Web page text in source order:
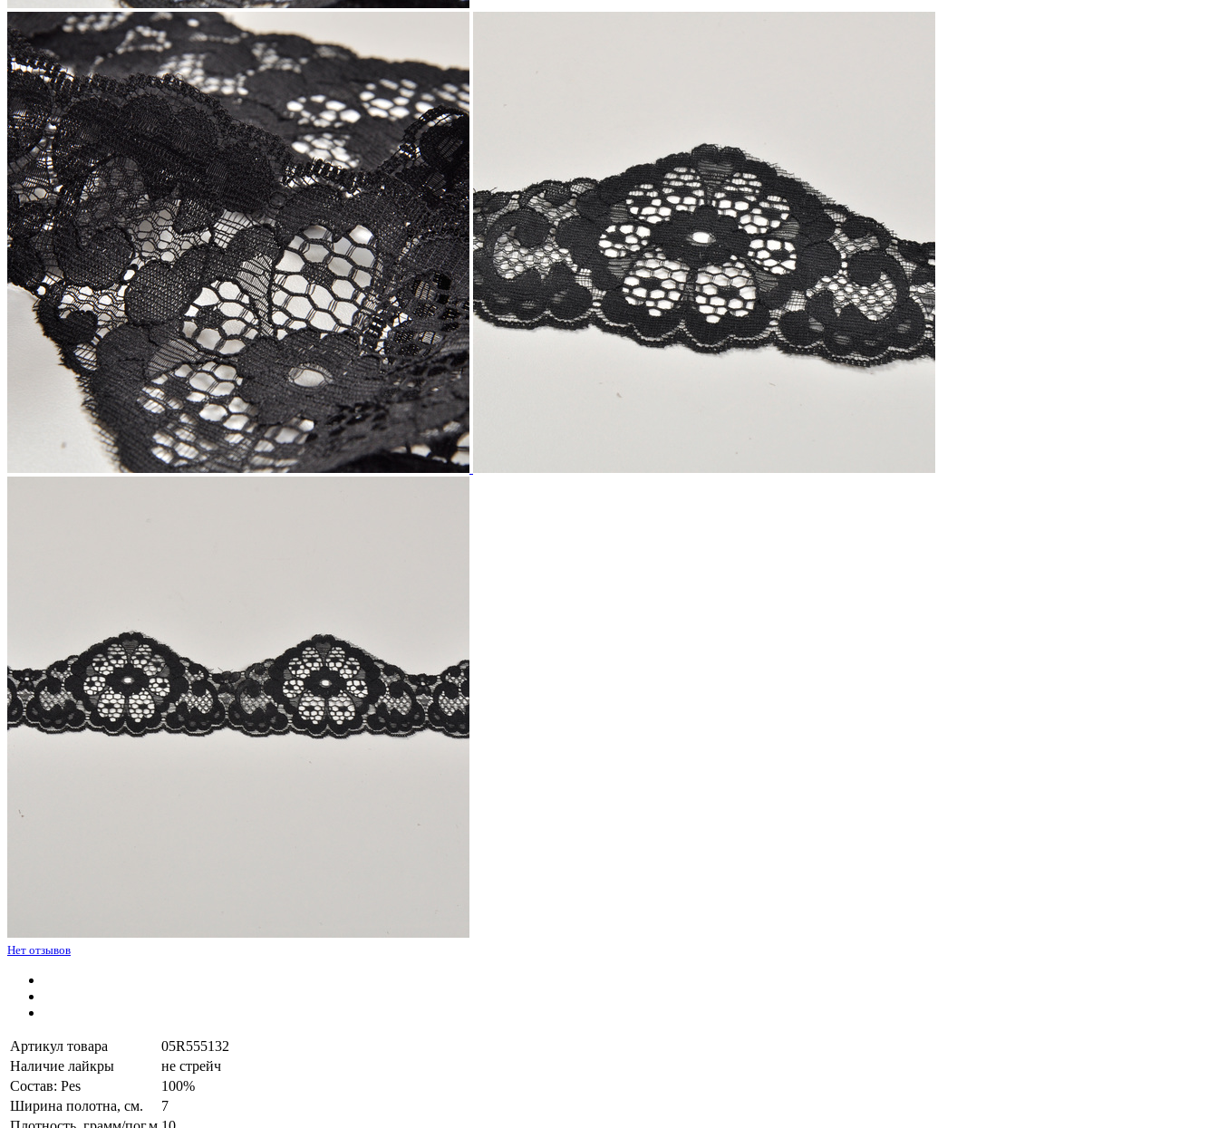
Нет отзывов
Артикул товара
05R555132
Наличие лайкры
не стрейч
Состав: Pes
100%
Ширина полотна, см.
7